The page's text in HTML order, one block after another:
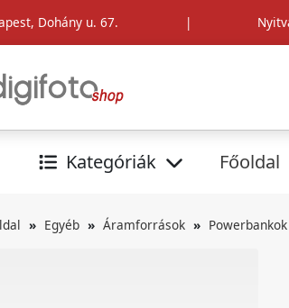
Dohány u. 67. |
Kategóriák Főoldal
Egyéb Áramforrások Powerbankok